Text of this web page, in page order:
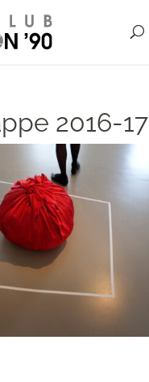
images
2016-17